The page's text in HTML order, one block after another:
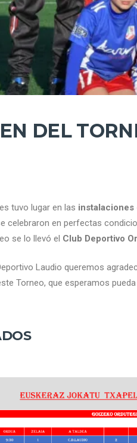
DEL
tuvo lugar en las instalaciones
celebraron en perfectas
se lo llevó el Club Deportivo
Laudio queremos
Torneo, que esperamos